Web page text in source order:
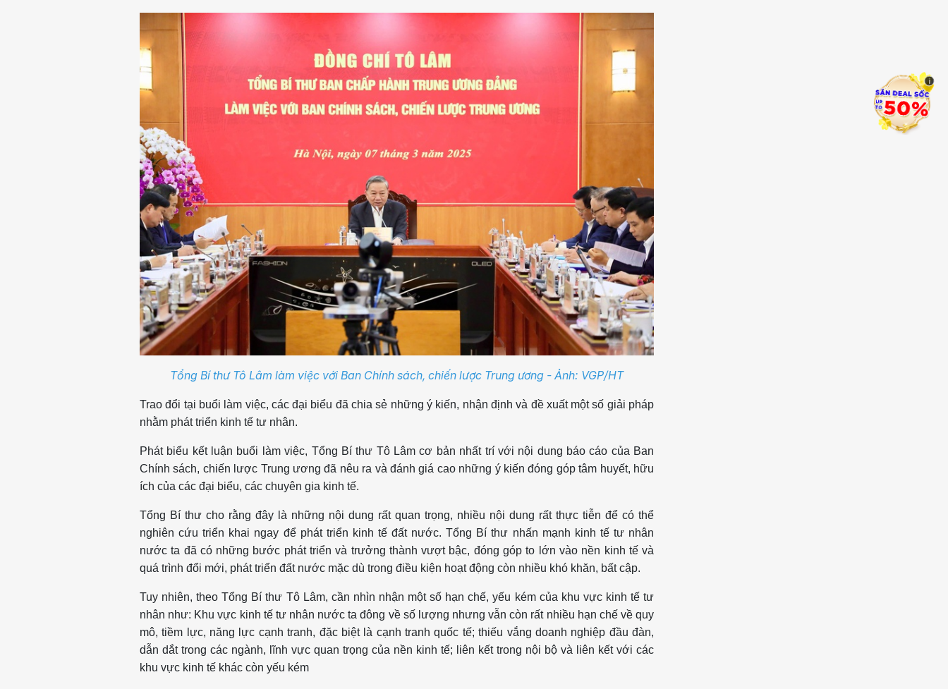
Tổng Bí thư Tô Lâm làm việc với Ban Chính sách, chiến lược Trung ương - Ảnh: VGP/HT
Trao đổi tại buổi làm việc, các đại biểu đã chia sẻ những ý kiến, nhận định và đề xuất một số giải pháp
nhằm phát triển kinh tế tư nhân.
Phát biểu kết luận buổi làm việc, Tổng Bí thư Tô Lâm cơ bản nhất trí với nội dung báo cáo của Ban
Chính sách, chiến lược Trung ương đã nêu ra và đánh giá cao những ý kiến đóng góp tâm huyết, hữu
ích của các đại biểu, các chuyên gia kinh tế.
Tổng Bí thư cho rằng đây là những nội dung rất quan trọng, nhiều nội dung rất thực tiễn để có thể
nghiên cứu triển khai ngay để phát triển kinh tế đất nước. Tổng Bí thư nhấn mạnh kinh tế tư nhân
nước ta đã có những bước phát triển và trưởng thành vượt bậc, đóng góp to lớn vào nền kinh tế và
quá trình đổi mới, phát triển đất nước mặc dù trong điều kiện hoạt động còn nhiều khó khăn, bất cập.
Tuy nhiên, theo Tổng Bí thư Tô Lâm, cần nhìn nhận một số hạn chế, yếu kém của khu vực kinh tế tư
nhân như: Khu vực kinh tế tư nhân nước ta đông về số lượng nhưng vẫn còn rất nhiều hạn chế về quy
mô, tiềm lực, năng lực cạnh tranh, đặc biệt là cạnh tranh quốc tế; thiếu vắng doanh nghiệp đầu đàn,
dẫn dắt trong các ngành, lĩnh vực quan trọng của nền kinh tế; liên kết trong nội bộ và liên kết với các
khu vực kinh tế khác còn yếu kém
i